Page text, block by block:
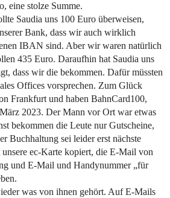
eine stolze Summe.
Saudia uns 100 Euro überweisen,
Bank, dass wir auch wirklich
IBAN sind. Aber wir waren natürlich
435 Euro. Daraufhin hat Saudia uns
dass wir die bekommen. Dafür müssten
Offices vorsprechen. Zum Glück
Frankfurt und haben BahnCard100,
2023. Der Mann vor Ort war etwas
bekommen die Leute nur Gutscheine,
Buchhaltung sei leider erst nächste
ec-Karte kopiert, die E-Mail von
und E-Mail und Handynummer „für
was von ihnen gehört. Auf E-Mails